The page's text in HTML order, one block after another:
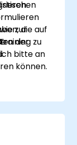
zurdie auf
der zu
bitte an
können.